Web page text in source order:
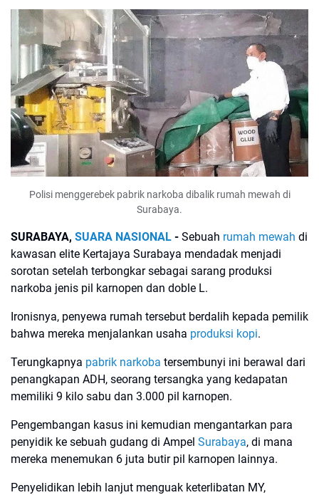
Polisi menggerebek pabrik narkoba dibalik rumah mewah di
Surabaya.
SURABAYA, SUARA NASIONAL - Sebuah rumah mewah di
kawasan elite Kertajaya Surabaya mendadak menjadi
sorotan setelah terbongkar sebagai sarang produksi
narkoba jenis pil karnopen dan doble L.
Ironisnya, penyewa rumah tersebut berdalih kepada pemilik
bahwa mereka menjalankan usaha produksi kopi.
Terungkapnya pabrik narkoba tersembunyi ini berawal dari
penangkapan ADH, seorang tersangka yang kedapatan
memiliki 9 kilo sabu dan 3.000 pil karnopen.
Pengembangan kasus ini kemudian mengantarkan para
penyidik ke sebuah gudang di Ampel Surabaya, di mana
mereka menemukan 6 juta butir pil karnopen lainnya.
Penyelidikan lebih lanjut menguak keterlibatan MY,